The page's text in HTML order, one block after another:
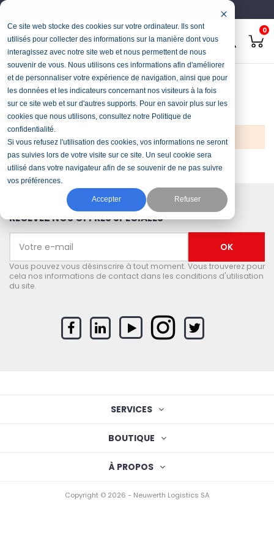
Ce site web stocke des cookies sur votre ordinateur. Ils sont
utilisés pour collecter des informations sur la manière dont vous
interagissez avec notre site web et nous permettent de nous
souvenir de vous. Nous utilisons ces informations afin d'améliorer
et de personnaliser votre expérience de navigation, ainsi que pour
les données et les indicateurs concernant nos visiteurs à la fois
sur ce site web et sur d'autres supports. Pour en savoir plus sur les
cookies que nous utilisons, consultez notre Politique de
confidentialité.
Si vous refusez l'utilisation des cookies, vos informations ne seront
pas suivies lors de votre visite sur ce site. Un seul cookie sera
utilisé dans votre navigateur afin de se souvenir de ne pas suivre
vos préférences.
Accepter Refuser
0
Accueil Stock & Occasions Chariot-élévateur à gaz
Chariot-élévateur à gaz
Aucun produit à afficher.
RECEVEZ NOS OFFRES SPÉCIALES
Vous pouvez vous désinscrire à tout moment. Vous trouverez pour
cela nos informations de contact dans les conditions d'utilisation
du site.
SERVICES
BOUTIQUE
À PROPOS
Copyright © 2026 - Neuwerth Logistics SA